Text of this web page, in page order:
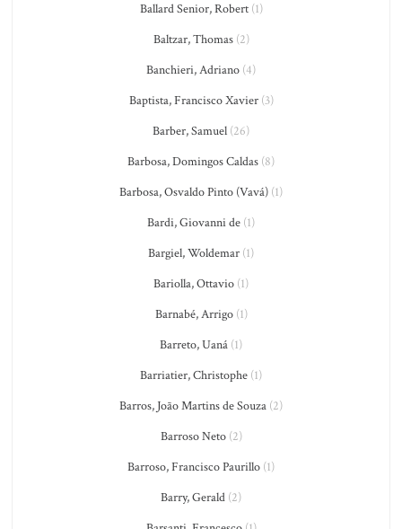
Ballard Senior, Robert(1)
Baltzar, Thomas(2)
Banchieri, Adriano (4)
Baptista, Francisco Xavier(3)
Barber, Samuel (26)
Barbosa, Domingos Caldas (8)
Barbosa, Osvaldo Pinto (Vavá) (1)
Bardi, Giovanni de (1)
Bargiel, Woldemar (1)
Bariolla, Ottavio (1)
Barnabé, Arrigo(1)
Barreto, Uaná (1)
Barriatier, Christophe (1)
Barros, João Martins de Souza (2)
Barroso Neto(2)
Barroso, Francisco Paurillo (1)
Barry, Gerald (2)